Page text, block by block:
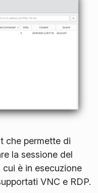
che permette di
la sessione del
è in esecuzione
VNC e RDP.